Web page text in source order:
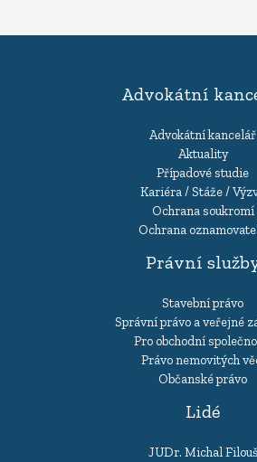
Advokátní
Advokátní kancelář
Aktuality
Případové studie
Kariéra / Stáže /
Ochrana soukromí
Ochrana
Právní
Stavební právo
Správní právo a veřejné
Pro obchodní
Právo nemovitých
Občanské právo
Lidé
JUDr. Michal Filouš